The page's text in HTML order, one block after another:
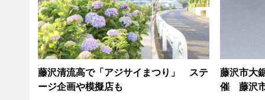
藤沢清流高で「アジサイまつり」 ステ
ージ企画や模擬店も
藤沢市大
催 藤沢